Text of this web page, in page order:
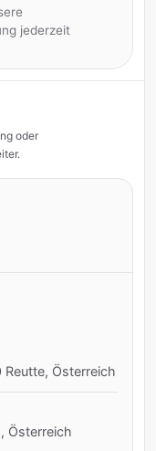
jederzeit
oder
Reutte, Österreich
Österreich